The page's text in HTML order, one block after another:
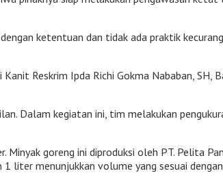
ketentuan dan tidak ada praktik
Reskrim Ipda Richi Gokma Nababan, SH,
Dalam kegiatan ini, tim melakukan
goreng ini diproduksi oleh PT. Pelita
liter menunjukkan volume yang sesuai